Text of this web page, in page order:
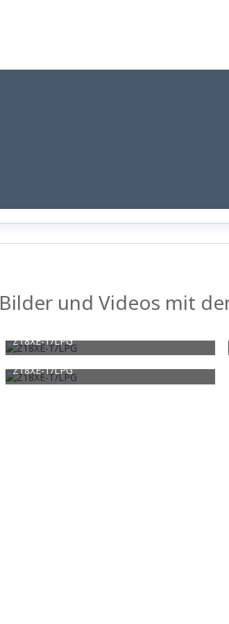
Bilder und Videos mit
Z18XE-T/LPG
Silver Arrow
16. Februar 2019
1.437
0 0
Z18XE-T/LPG
Silver Arrow
16. Februar 2019